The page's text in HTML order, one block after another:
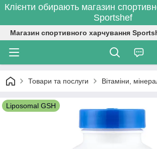
Клієнти обирають магазин
Sportshef
Магазин спортивного харчування
Товари та послуги Вітаміни,
Liposomal GSH